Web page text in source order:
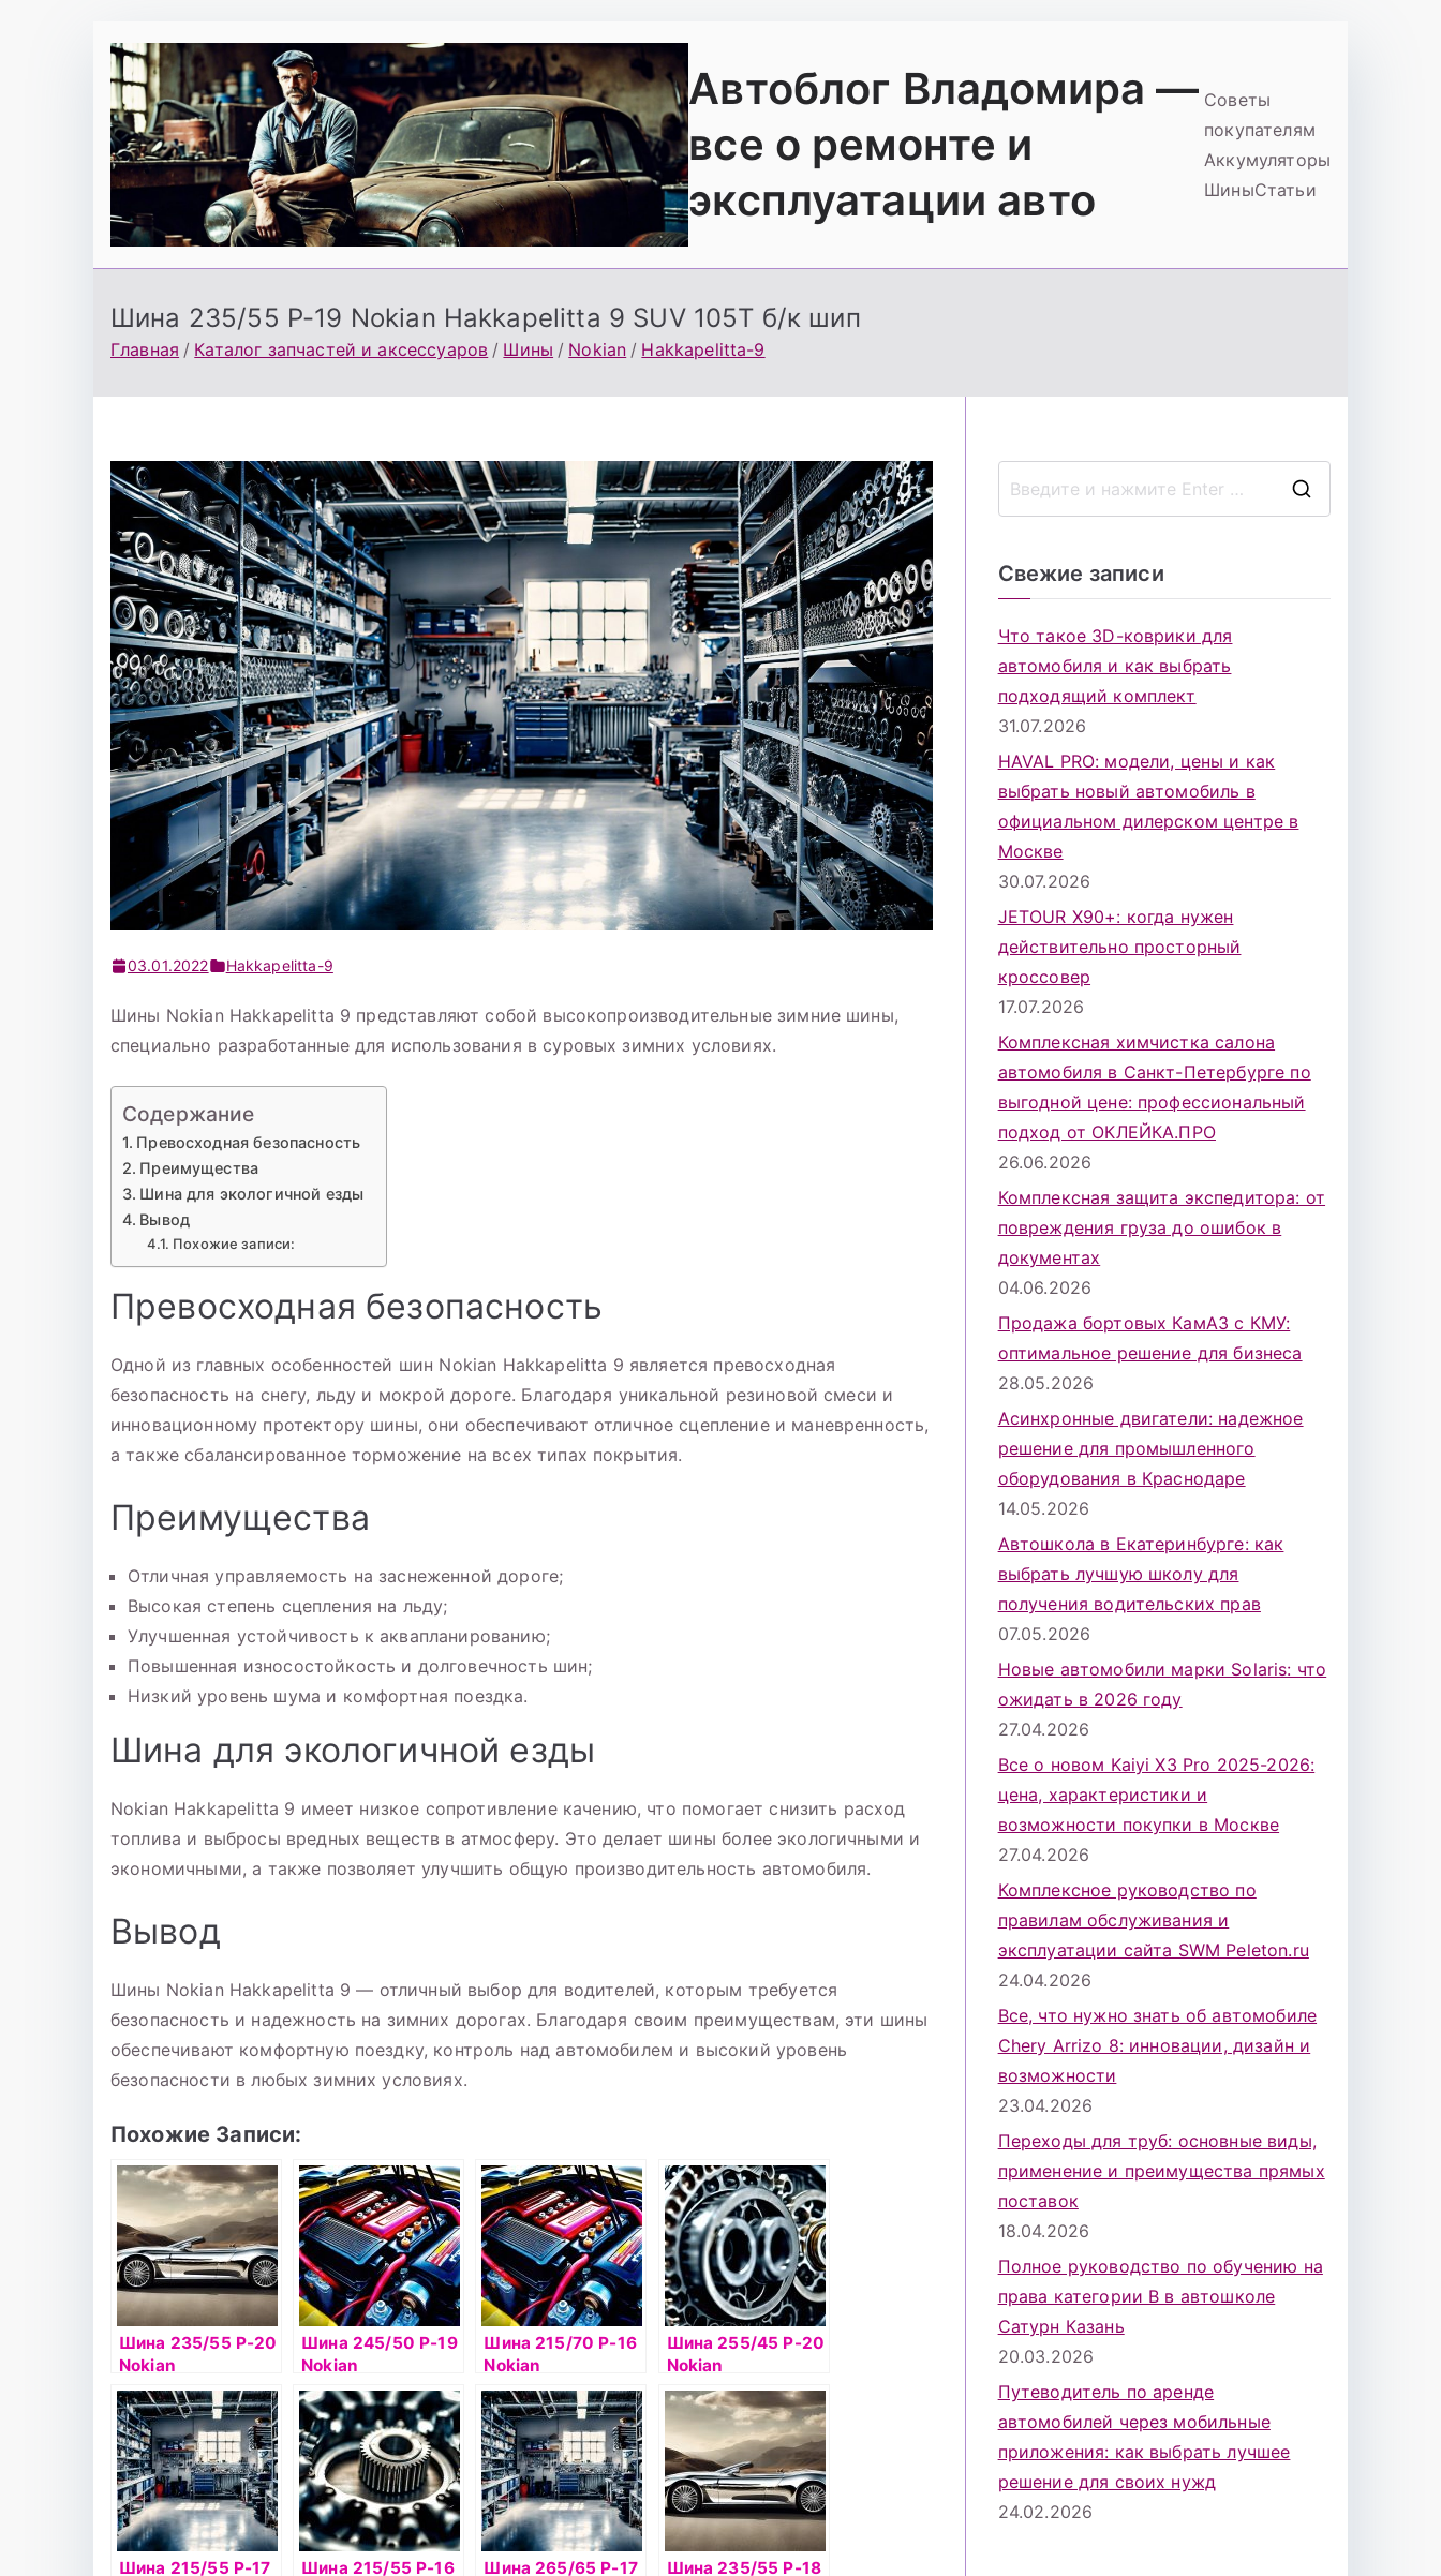
содержимому
Автоблог Владомира —
все о ремонте и
эксплуатации авто
Советы
покупателям
Аккумуляторы
ШиныСтатьи
Шина 235/55 Р-19 Nokian Hakkapelitta 9 SUV 105T б/к шип
Главная Каталог запчастей и аксессуаров Шины Nokian Hakkapelitta-9
03.01.2022 Hakkapelitta-9
Шины Nokian Hakkapelitta 9 представляют собой высокопроизводительные зимние шины,
специально разработанные для использования в суровых зимних условиях.
Содержание
Превосходная безопасность
Преимущества
Шина для экологичной езды
Вывод
Похожие записи:
Превосходная безопасность
Одной из главных особенностей шин Nokian Hakkapelitta 9 является превосходная
безопасность на снегу, льду и мокрой дороге. Благодаря уникальной резиновой смеси и
инновационному протектору шины, они обеспечивают отличное сцепление и маневренность,
а также сбалансированное торможение на всех типах покрытия.
Преимущества
Отличная управляемость на заснеженной дороге;
Высокая степень сцепления на льду;
Улучшенная устойчивость к аквапланированию;
Повышенная износостойкость и долговечность шин;
Низкий уровень шума и комфортная поездка.
Шина для экологичной езды
Nokian Hakkapelitta 9 имеет низкое сопротивление качению, что помогает снизить расход
топлива и выбросы вредных веществ в атмосферу. Это делает шины более экологичными и
экономичными, а также позволяет улучшить общую производительность автомобиля.
Вывод
Шины Nokian Hakkapelitta 9 — отличный выбор для водителей, которым требуется
безопасность и надежность на зимних дорогах. Благодаря своим преимуществам, эти шины
обеспечивают комфортную поездку, контроль над автомобилем и высокий уровень
безопасности в любых зимних условиях.
Похожие Записи:
Шина 235/55 Р-20
Nokian
Hakkapelitta 9 SUV
105T б/к шип
Шина 245/50 Р-19
Nokian
Hakkapelitta 9
105T б/к шип
Шина 215/70 Р-16
Nokian
Hakkapelitta 8 SUV
100T б/к шип
Шина 255/45 Р-20
Nokian
Hakkapelitta 8 SUV
105T б/к шип
Шина 215/55 Р-17
Шина 215/55 Р-16
Шина 265/65 Р-17
Шина 235/55 Р-18
Свежие записи
Что такое 3D-коврики для
автомобиля и как выбрать
подходящий комплект
31.07.2026
HAVAL PRO: модели, цены и как
выбрать новый автомобиль в
официальном дилерском центре в
Москве
30.07.2026
JETOUR X90+: когда нужен
действительно просторный
кроссовер
17.07.2026
Комплексная химчистка салона
автомобиля в Санкт-Петербурге по
выгодной цене: профессиональный
подход от ОКЛЕЙКА.ПРО
26.06.2026
Комплексная защита экспедитора: от
повреждения груза до ошибок в
документах
04.06.2026
Продажа бортовых КамАЗ с КМУ:
оптимальное решение для бизнеса
28.05.2026
Асинхронные двигатели: надежное
решение для промышленного
оборудования в Краснодаре
14.05.2026
Автошкола в Екатеринбурге: как
выбрать лучшую школу для
получения водительских прав
07.05.2026
Новые автомобили марки Solaris: что
ожидать в 2026 году
27.04.2026
Все о новом Kaiyi X3 Pro 2025-2026:
цена, характеристики и
возможности покупки в Москве
27.04.2026
Комплексное руководство по
правилам обслуживания и
эксплуатации сайта SWM Peleton.ru
24.04.2026
Все, что нужно знать об автомобиле
Chery Arrizo 8: инновации, дизайн и
возможности
23.04.2026
Переходы для труб: основные виды,
применение и преимущества прямых
поставок
18.04.2026
Полное руководство по обучению на
права категории B в автошколе
Сатурн Казань
20.03.2026
Путеводитель по аренде
автомобилей через мобильные
приложения: как выбрать лучшее
решение для своих нужд
24.02.2026